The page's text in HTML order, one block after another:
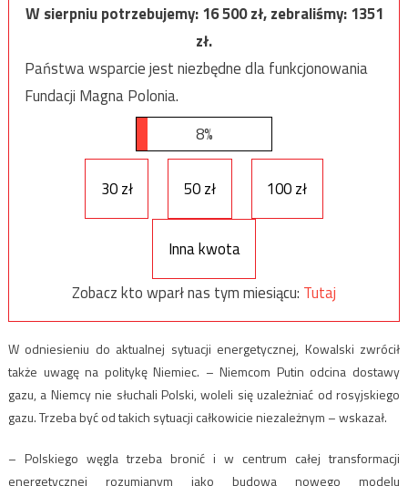
W sierpniu potrzebujemy:16 500zł, zebraliśmy:1351
zł.
Państwa wsparcie jest niezbędne dla funkcjonowania
Fundacji Magna Polonia.
8%
30 zł 50 zł 100 zł
Inna kwota
Zobacz kto wparł nas tym miesiącu: Tutaj
W odniesieniu do aktualnej sytuacji energetycznej, Kowalski zwrócił
także uwagę na politykę Niemiec. – Niemcom Putin odcina dostawy
gazu, a Niemcy nie słuchali Polski, woleli się uzależniać od rosyjskiego
gazu. Trzeba być od takich sytuacji całkowicie niezależnym – wskazał.
– Polskiego węgla trzeba bronić i w centrum całej transformacji
energetycznej rozumianym jako budowa nowego modelu